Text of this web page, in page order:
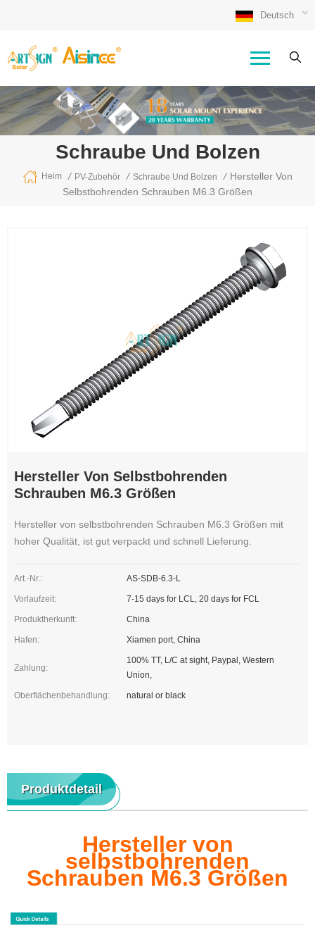
Deutsch
Schraube Und Bolzen
Heim / PV-Zubehör / Schraube Und Bolzen / Hersteller Von
Selbstbohrenden Schrauben M6.3 Größen
Hersteller Von Selbstbohrenden
Schrauben M6.3 Größen
Hersteller von selbstbohrenden Schrauben M6.3 Größen mit
hoher Qualität, ist gut verpackt und schnell Lieferung.
Art.-Nr.: AS-SDB-6.3-L
Vorlaufzeit: 7-15 days for LCL, 20 days for FCL
Produktherkunft: China
Hafen: Xiamen port, China
Zahlung:
100% TT, L/C at sight, Paypal, Western
Union,
Oberflächenbehandlung: natural or black
Produktdetail
Hersteller von
selbstbohrenden
Schrauben M6.3 Größen